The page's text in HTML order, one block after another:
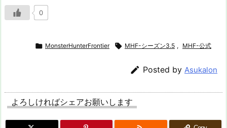
0
 MonsterHunterFrontier  MHF-シーズン3.5 , MHF-公式
 Posted by Asukalon
よろしければシェアお願いします